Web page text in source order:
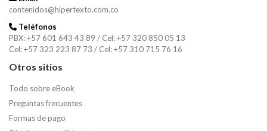
contenidos@hipertexto.com.co
Teléfonos
PBX: +57 601 643 43 89 / Cel: +57 320 850 05 13
Cel: +57 323 223 87 73 / Cel: +57 310 715 76 16
Otros sitios
Todo sobre eBook
Preguntas frecuentes
Formas de pago